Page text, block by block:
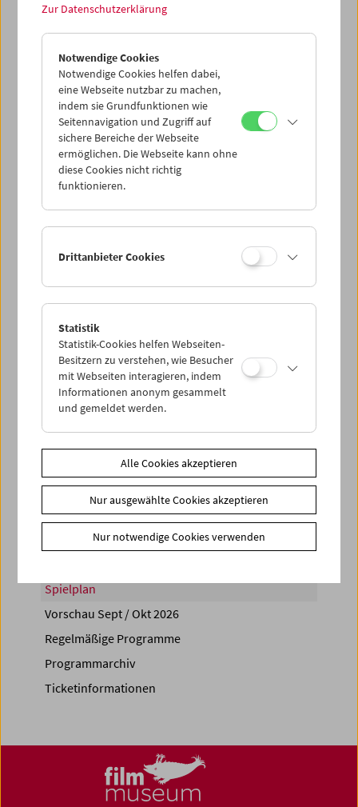
Mo 15.5.
Di 16.5.
Mi 17.5.
Do 18.5.
Sa 20.5.
PROGRAMM ÜBERBLICK
Share on
Spielplan
Vorschau Sept / Okt 2026
Regelmäßige Programme
Programmarchiv
Ticketinformationen
Zur Datenschutzerklärung
Notwendige Cookies
Notwendige Cookies helfen dabei,
eine Webseite nutzbar zu machen,
indem sie Grundfunktionen wie
Seitennavigation und Zugriff auf
sichere Bereiche der Webseite
ermöglichen. Die Webseite kann ohne
diese Cookies nicht richtig
funktionieren.
Drittanbieter Cookies
Statistik
Statistik-Cookies helfen Webseiten-
Besitzern zu verstehen, wie Besucher
mit Webseiten interagieren, indem
Informationen anonym gesammelt
und gemeldet werden.
Alle Cookies akzeptieren
Nur ausgewählte Cookies akzeptieren
Nur notwendige Cookies verwenden